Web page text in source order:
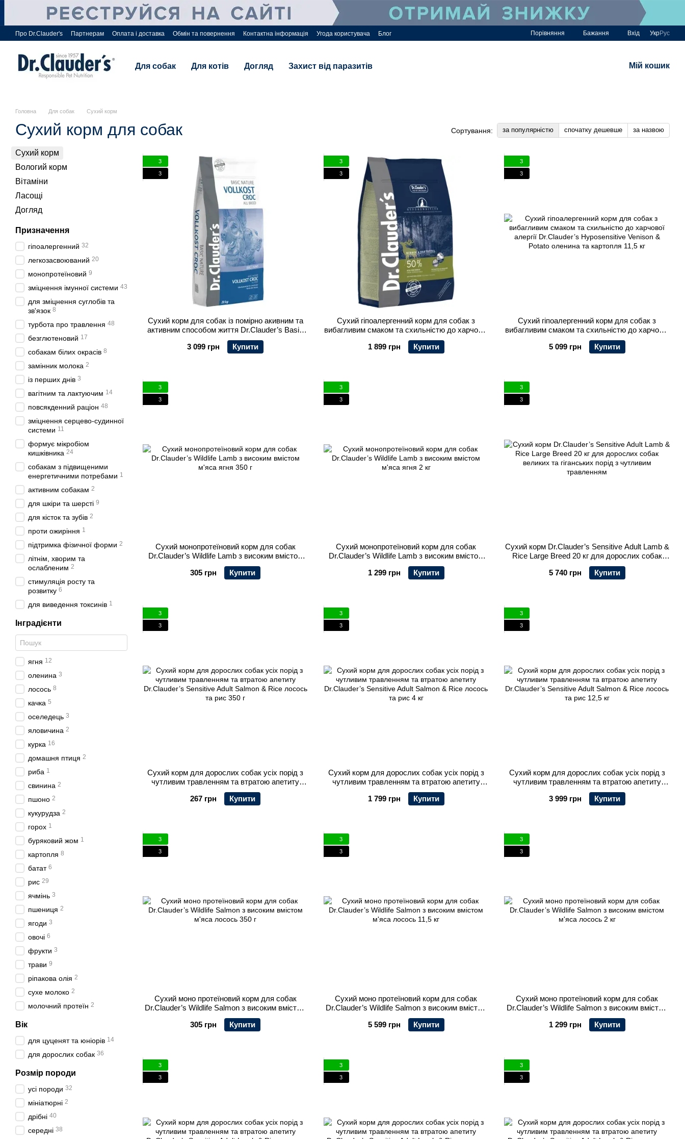
Перейти до основного контенту
Про Dr.Clauder's Партнерам Оплата і доставка Обмін та повернення Контактна інформація Угода користувача Блог Порівняння Бажання Вхід УкрРус
Для собак Для котів Догляд Захист від паразитів Мій кошик
Головна Для собак Сухий корм
Сухий корм для собак Сортування: за популярністю спочатку дешевше за назвою
3
3
Сухий корм для собак із помірно акивним та
активним способом життя Dr.Clauder’s Basic
Nature Vollkost Croc 20 кг
3 099 грн
Купити
3
3
Сухий гіпоалергенний корм для собак з
вибагливим смаком та схильністю до харчової
алергії Dr.Clauder’s Hyposensitive Venison &
Potato оленина та картопля 3,5 кг
1 899 грн Купити
3
3
Сухий гіпоалергенний корм для собак з
вибагливим смаком та схильністю до харчової
алергії Dr.Clauder’s Hyposensitive Venison &
Potato оленина та картопля 11,5 кг
5 099 грн Купити
3
3
Сухий монопротеїновий корм для собак
Dr.Clauder’s Wildlife Lamb з високим вмістом
м'яса ягня 350 г
305 грн
Купити
3
3
Сухий монопротеїновий корм для собак
Dr.Clauder’s Wildlife Lamb з високим вмістом
м'яса ягня 2 кг
1 299 грн
Купити
3
3
Сухий корм Dr.Clauder’s Sensitive Adult Lamb &
Rice Large Breed 20 кг для дорослих собак
великих та гіганських порід з чутливим
травленням
5 740 грн Купити
3
3
Сухий корм для дорослих собак усіх порід з
чутливим травленням та втратою апетиту
Dr.Clauder’s Sensitive Adult Salmon & Rice
лосось та рис 350 г
267 грн Купити
3
3
Сухий корм для дорослих собак усіх порід з
чутливим травленням та втратою апетиту
Dr.Clauder’s Sensitive Adult Salmon & Rice
лосось та рис 4 кг
1 799 грн Купити
3
3
Сухий корм для дорослих собак усіх порід з
чутливим травленням та втратою апетиту
Dr.Clauder’s Sensitive Adult Salmon & Rice
лосось та рис 12,5 кг
3 999 грн Купити
3
3
Сухий моно протеїновий корм для собак
Dr.Clauder’s Wildlife Salmon з високим вмістом
м'яса лосось 350 г
305 грн
Купити
3
3
Сухий моно протеїновий корм для собак
Dr.Clauder’s Wildlife Salmon з високим вмістом
м'яса лосось 11,5 кг
5 599 грн
Купити
3
3
Сухий моно протеїновий корм для собак
Dr.Clauder’s Wildlife Salmon з високим вмістом
м'яса лосось 2 кг
1 299 грн
Купити
3
3
3
3
3
3
Сухий корм
Вологий корм
Вітаміни
Ласощі
Догляд
Призначення
гіпоалергенний 32
легкозасвоюваний 20
монопротеїновий 9
зміцнення імунної системи 43
для зміцнення суглобів та
зв'язок 8
турбота про травлення 48
безглютеновий 17
собакам білих окрасів 8
замінник молока 2
із перших днів 3
вагітним та лактуючим 14
повсякденний раціон 48
зміцнення серцево-судинної
системи 11
формує мікробіом
кишківника 24
собакам з підвищеними
енергетичними потребами 1
активним собакам 2
для шкіри та шерсті 9
для кісток та зубів 2
проти ожиріння 1
підтримка фізичної форми 2
літнім, хворим та
ослабленим 2
стимуляція росту та
розвитку 6
для виведення токсинів 1
Інградієнти
ягня 12
оленина 3
лосось 8
качка 5
оселедець 3
яловичина 2
курка 16
домашня птиця 2
риба 1
свинина 2
пшоно 2
кукурудза 2
горох 1
буряковий жом 1
картопля 8
батат 6
рис 29
ячмінь 3
пшениця 2
ягоди 3
овочі 6
фрукти 3
трави 9
ріпакова олія 2
сухе молоко 2
молочний протеїн 2
Вік
для цуценят та юніорів 14
для дорослих собак 36
Розмір породи
усі породи 32
мініатюрні 2
дрібні 40
середні 38